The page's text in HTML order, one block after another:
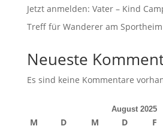
Jetzt anmelden: Vater – Kind
Treff für Wanderer am
Neueste
Es sind keine Kommentare
August 2025
M D M D F